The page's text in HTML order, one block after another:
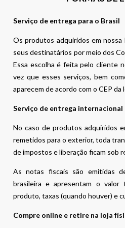
Serviço de entrega para o Brasil
Os produtos adquiridos em nossa
seus destinatários por meio dos
Essa escolha é feita pelo cliente
vez que esses serviços, bem
aparecem de acordo com o CEP
Serviço de entrega internacional
No caso de produtos adquiridos
remetidos para o exterior, toda
de impostos e liberação ficam sob
As notas fiscais são emitidas
brasileira e apresentam o
produto, taxas (quando houver) e
Compre online e retire na loja